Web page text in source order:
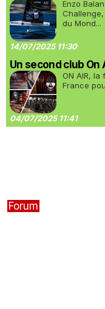
Enzo
du Mond...
14/07/2025 11:30
Un second club On
ON AIR,
France
04/07/2025 11:41
Forum